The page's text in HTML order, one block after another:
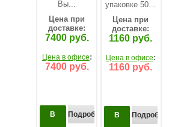
Вы...
Цена при
доставке:
7400 руб.
Цена в офисе:
7400 руб.
В Подробнее...
упаковке 50...
Цена при
доставке:
1160 руб.
Цена в офисе:
1160 руб.
В